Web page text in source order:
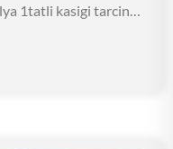
1tatli kasigi tarcin…